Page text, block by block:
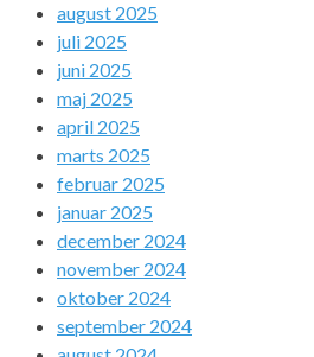
august 2025
juli 2025
juni 2025
maj 2025
april 2025
marts 2025
februar 2025
januar 2025
december 2024
november 2024
oktober 2024
september 2024